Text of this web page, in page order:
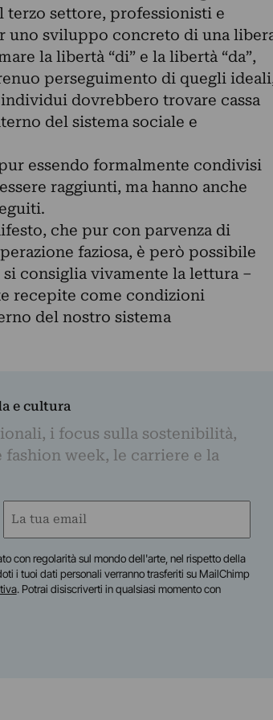
settore, professionisti e
uno sviluppo concreto di una
la libertà “di” e la libertà “da”,
perseguimento di quegli
dovrebbero trovare cassa
del sistema sociale e
essendo formalmente condivisi
raggiunti, ma hanno anche
che pur con parvenza di
faziosa, è però possibile
consiglia vivamente la lettura –
recepite come condizioni
del nostro sistema
e cultura
i focus sulla sostenibilità,
week, le carriere e la
Email
con regolarità sul mondo dell'arte, nel rispetto della
i tuoi dati personali verranno trasferiti su MailChimp
. Potrai disiscriverti in qualsiasi momento con